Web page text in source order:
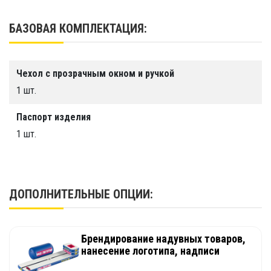
БАЗОВАЯ КОМПЛЕКТАЦИЯ:
Чехол с прозрачным окном и ручкой
1 шт.
Паспорт изделия
1 шт.
ДОПОЛНИТЕЛЬНЫЕ ОПЦИИ:
Брендирование надувных товаров,
нанесение логотипа, надписи